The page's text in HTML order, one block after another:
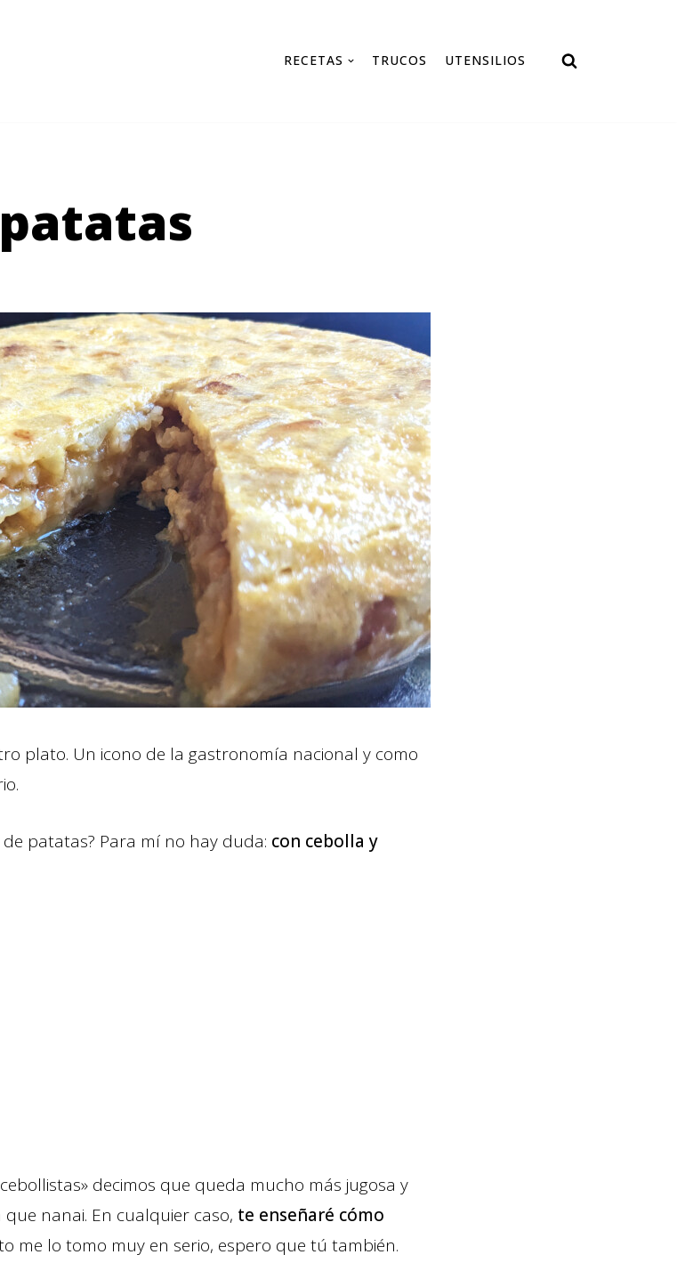
RECETAS TRUCOS UTENSILIOS
plato. Un icono de la gastronomía nacional y como
patatas? Para mí no hay duda: con cebolla y
decimos que queda mucho más jugosa y
nanai. En cualquier caso, te enseñaré cómo
me lo tomo muy en serio, espero que tú también.